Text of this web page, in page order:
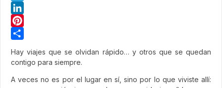
Telegram
LinkedIn
Pinterest
Hay viajes que se olvidan rápido… y otros que se quedan
contigo para siempre.
A veces no es por el lugar en sí, sino por lo que viviste allí: